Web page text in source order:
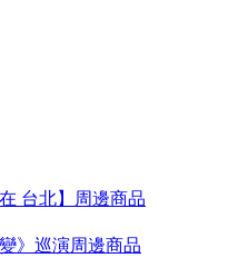
台北】周邊商品
》巡演周邊商品